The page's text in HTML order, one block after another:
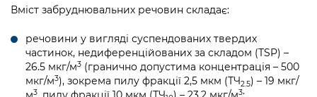
Вміст забруднювальних речовин складає:
речовини у вигляді суспендованих твердих
частинок, недиференційованих за складом (TSP) –
26.5 мкг/м3 (гранично допустима концентрація – 500
мкг/м3), зокрема пилу фракції 2,5 мкм (ТЧ2.5) – 19 мкг/
3 3